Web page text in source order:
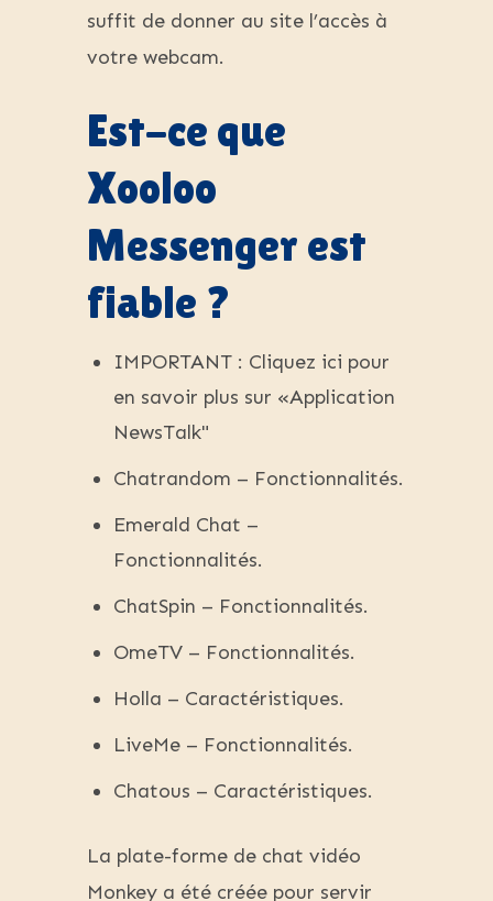
suffit de donner au site l’accès à
votre webcam.
Est-ce que
Xooloo
Messenger est
fiable ?
IMPORTANT : Cliquez ici pour
en savoir plus sur «Application
NewsTalk"
Chatrandom – Fonctionnalités.
Emerald Chat –
Fonctionnalités.
ChatSpin – Fonctionnalités.
OmeTV – Fonctionnalités.
Holla – Caractéristiques.
LiveMe – Fonctionnalités.
Chatous – Caractéristiques.
La plate-forme de chat vidéo
Monkey a été créée pour servir